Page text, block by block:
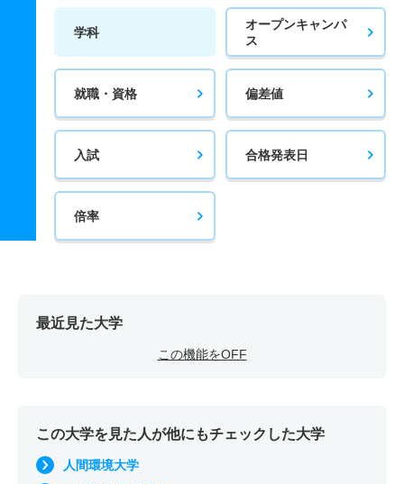
学科
オープンキャンパ
ス
就職・資格 偏差値
入試 合格発表日
倍率
最近見た大学
この機能をOFF
この大学を見た人が他にもチェックした大学
人間環境大学